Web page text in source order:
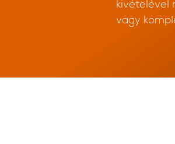
kivételével
vagy